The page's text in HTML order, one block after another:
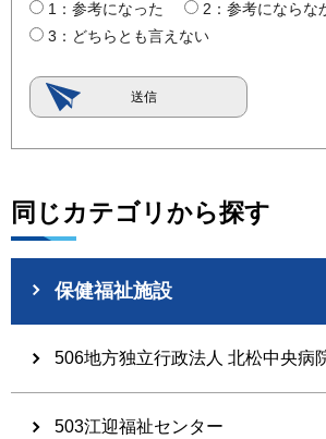
1：参考になった
2：参考にならな
3：どちらとも言えない
同じカテゴリから探す
保健福祉施設
506地方独立行政法人 北松中央病
503江迎福祉センター